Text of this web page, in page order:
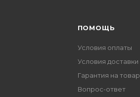
ПОМОЩЬ
Условия оплаты
Условия доставки
Гарантия на товар
Вопрос-ответ